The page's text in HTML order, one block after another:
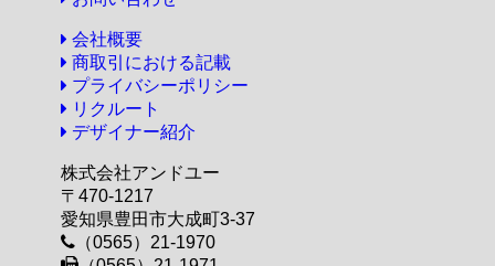
会社概要
商取引における記載
プライバシーポリシー
リクルート
デザイナー紹介
株式会社アンドユー
〒470-1217
愛知県豊田市大成町3-37
（0565）21-1970